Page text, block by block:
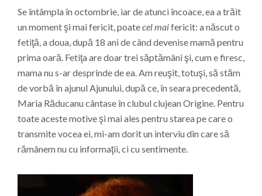
Se întâmpla în octombrie, iar de atunci încoace, ea a trăit
un moment şi mai fericit, poatecel maifericit: a născut o
fetiţă, a doua, după 18 ani de când devenise mamă pentru
prima oară. Fetiţa are doar trei săptămâni şi, cum e firesc,
mama nu s-ar desprinde de ea. Am reuşit, totuşi, să stăm
de vorbă în ajunul Ajunului, după ce, în seara precedentă,
Maria Răducanu cântase în clubul clujean Origine. Pentru
toate aceste motive şi mai ales pentru starea pe care o
transmite vocea ei, mi-am dorit un interviu din care să
rămânem nu cu informaţii, ci cu sentimente.